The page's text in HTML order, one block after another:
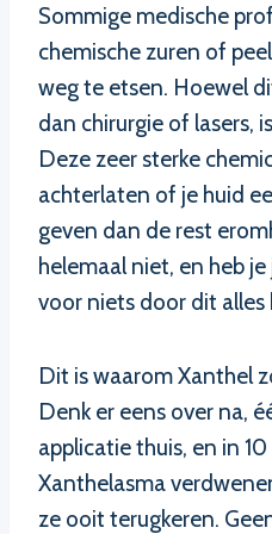
Sommige medische
chemische zuren of
weg te etsen. Hoewel
dan chirurgie of lasers,
Deze zeer sterke
achterlaten of je huid
geven dan de rest
helemaal niet, en heb
voor niets door dit alles
Dit is waarom Xanthel
Denk er eens over na,
applicatie thuis, en in
Xanthelasma
ze ooit terugkeren.